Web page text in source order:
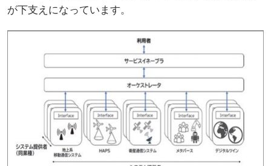
が下支えになっています。